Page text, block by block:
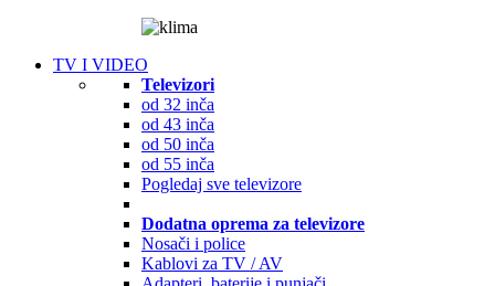
TV I VIDEO
Televizori
od 32 inča
od 43 inča
od 50 inča
od 55 inča
Pogledaj sve televizore
Dodatna oprema za televizore
Nosači i police
Kablovi za TV / AV